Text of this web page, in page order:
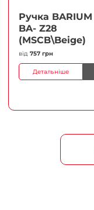
Ручка BARIUM
BA- Z28
(MSCB\Beige)
від 757 грн
Детальніше